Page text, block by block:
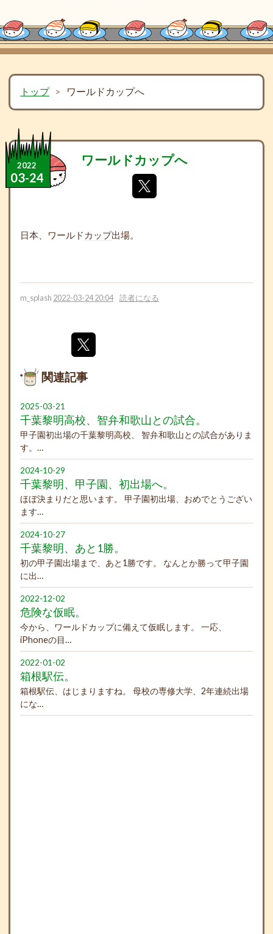
トップ > ワールドカップへ
2022
03-24
ワールドカップへ
日本、ワールド カップ出場。
m_splash 2022-03-24 20:04 読者になる
関連記事
2025-03-21
千葉黎明高校、智弁和歌山との試合。
甲子園初出場の千葉黎明高校、 智弁和歌山との試合がありま
す。…
2024-10-29
千葉黎明、甲子園、初出場へ。
ほぼ決まりだと思います。 甲子園初出場、おめでとうござい
ます…
2024-10-27
千葉黎明、あと1勝。
初の甲子園出場まで、あと1勝です。 なんとか勝って甲子園
に出…
2022-12-02
危険な仮眠。
今から、ワールドカップに備えて仮眠します。 一応、
iPhoneの目…
2022-01-02
箱根駅伝。
箱根駅伝、はじまりますね。 母校の専修大学、2年連続出場
にな…